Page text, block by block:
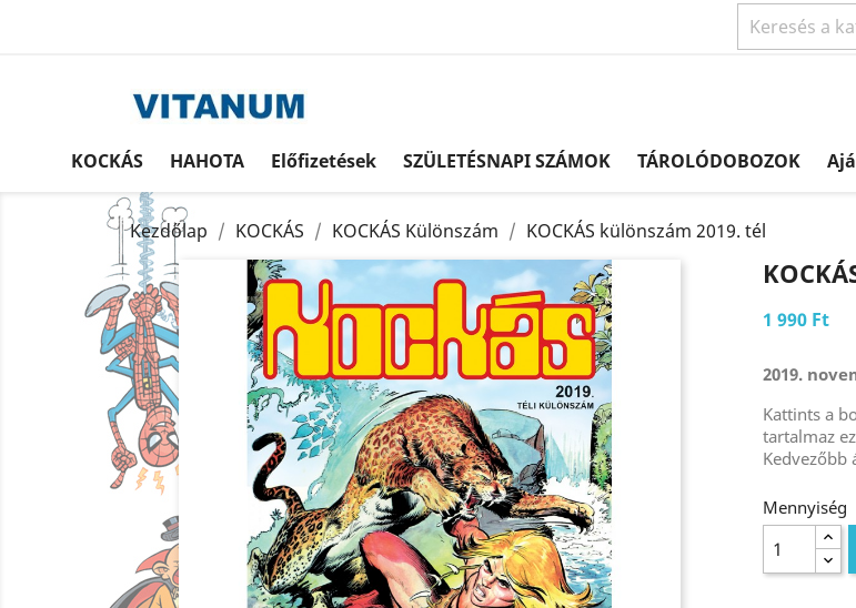
KOCKÁS HAHOTA Előfizetések SZÜLETÉSNAPI SZÁMOK TÁROLÓDOBOZOK
Kezdőlap KOCKÁS KOCKÁS Különszám KOCKÁS különszám 2019. tél
1 990 Ft
2019.
Kattints a
tartalmaz
Kedvezőbb
Mennyiség